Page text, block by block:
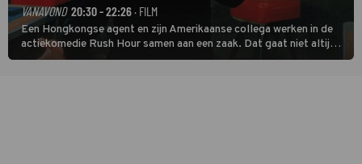
VANAVOND 20:30 - 22:26 · FILM
Een Hongkongse agent en zijn Amerikaanse collega werken in de
actiekomedie Rush Hour samen aan een zaak. Dat gaat niet altijd
van een leien dakje.